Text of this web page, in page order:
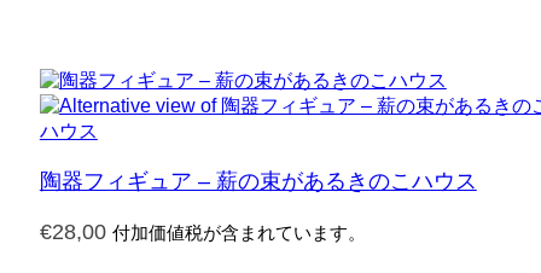
陶器フィギュア – 薪の束があるきのこハウス
€28,00 付加価値税が含まれています。